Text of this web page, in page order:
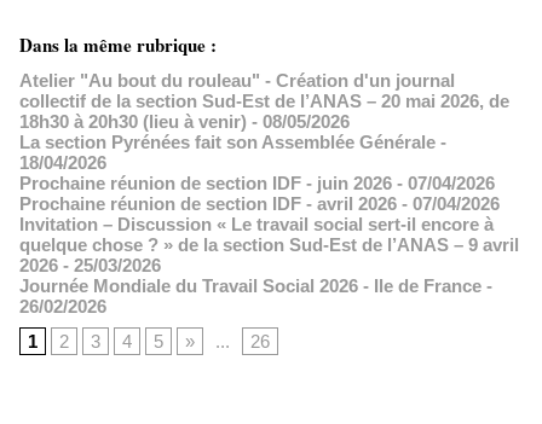
Dans la même rubrique :
Atelier "Au bout du rouleau" - Création d'un journal
collectif de la section Sud-Est de l’ANAS – 20 mai 2026, de
18h30 à 20h30 (lieu à venir) - 08/05/2026
La section Pyrénées fait son Assemblée Générale -
18/04/2026
Prochaine réunion de section IDF - juin 2026 - 07/04/2026
Prochaine réunion de section IDF - avril 2026 - 07/04/2026
Invitation – Discussion « Le travail social sert-il encore à
quelque chose ? » de la section Sud-Est de l’ANAS – 9 avril
2026 - 25/03/2026
Journée Mondiale du Travail Social 2026 - Ile de France -
26/02/2026
1
2 3 4 5 » ... 26